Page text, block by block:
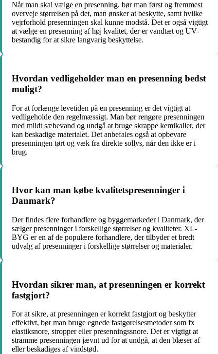
Når man skal vælge en presenning, bør man først og fremmest
overveje størrelsen på det, man ønsker at beskytte, samt hvilke
vejrforhold presenningen skal kunne modstå. Det er også vigtigt
at vælge en presenning af høj kvalitet, der er vandtæt og UV-
bestandig for at sikre langvarig beskyttelse.
Hvordan vedligeholder man en presenning bedst
muligt?
For at forlænge levetiden på en presenning er det vigtigt at
vedligeholde den regelmæssigt. Man bør rengøre presenningen
med mildt sæbevand og undgå at bruge skrappe kemikalier, der
kan beskadige materialet. Det anbefales også at opbevare
presenningen tørt og væk fra direkte sollys, når den ikke er i
brug.
Hvor kan man købe kvalitetspresenninger i
Danmark?
Der findes flere forhandlere og byggemarkeder i Danmark, der
sælger presenninger i forskellige størrelser og kvaliteter. XL-
BYG er en af de populære forhandlere, der tilbyder et bredt
udvalg af presenninger i forskellige størrelser og materialer.
Hvordan sikrer man, at presenningen er korrekt
fastgjort?
For at sikre, at presenningen er korrekt fastgjort og beskytter
effektivt, bør man bruge egnede fastgørelsesmetoder som fx
elastiksnore, stropper eller presenningssnore. Det er vigtigt at
stramme presenningen jævnt ud for at undgå, at den blæser af
eller beskadiges af vindstød.